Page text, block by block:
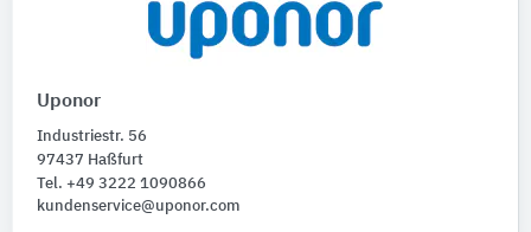
Uponor
Industriestr. 56
97437 Haßfurt
Tel. +49 3222 1090866
kundenservice@uponor.com